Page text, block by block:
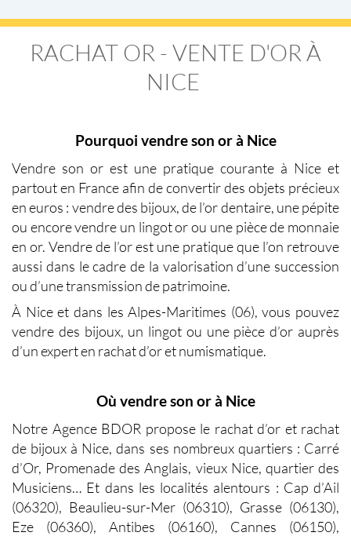
RACHAT OR - VENTE D'OR À
NICE
Pourquoi vendre son or à Nice
Vendre son or est une pratique courante à Nice et
partout en France afin de convertir des objets précieux
en euros : vendre des bijoux, de l’or dentaire, une pépite
ou encore vendre un lingot or ou une pièce de monnaie
en or. Vendre de l’orest une pratique que l’on retrouve
aussi dans le cadre de la valorisation d’une succession
ou d’une transmission de patrimoine.
À Nice et dans les Alpes-Maritimes (06), vous pouvez
vendre des bijoux, un lingot ou une pièce d’or auprès
d’un expert en rachat d’oret numismatique.
Où vendre son or à Nice
Notre Agence BDOR propose le rachat d’or et rachat
de bijoux à Nice, dans ses nombreux quartiers : Carré
d’Or, Promenade des Anglais, vieux Nice, quartier des
Musiciens… Et dans les localités alentours : Cap d’Ail
(06320), Beaulieu-sur-Mer (06310), Grasse (06130),
Eze (06360), Antibes (06160), Cannes (06150),